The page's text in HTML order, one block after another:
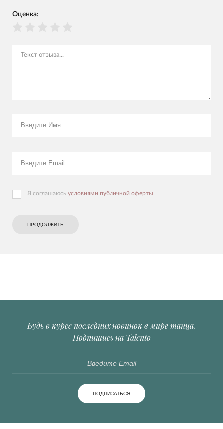
Оценка:
Я соглашаюсь условиями публичной оферты
ПРОДОЛЖИТЬ
Будь в курсе последних новинок в мире танца.
Подпишись на Talento
ПОДПИСАТЬСЯ